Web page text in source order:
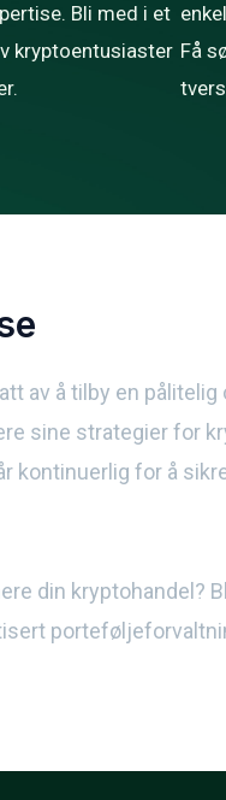
Bli med i et
kryptoentusiaster Få
av å tilby en
sine strategier for
kontinuerlig for å
din kryptohandel?